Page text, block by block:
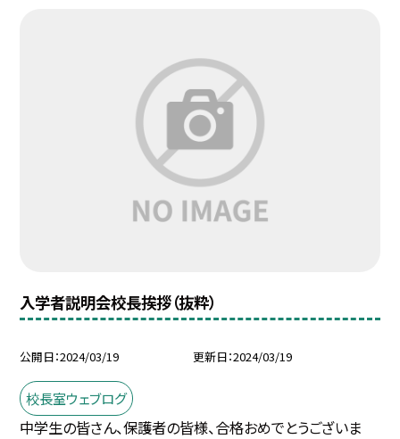
入学者説明会校長挨拶（抜粋）
公開日 2024/03/19 更新日 2024/03/19
校長室ウェブログ
中学生の皆さん、保護者の皆様、合格おめでとうございま